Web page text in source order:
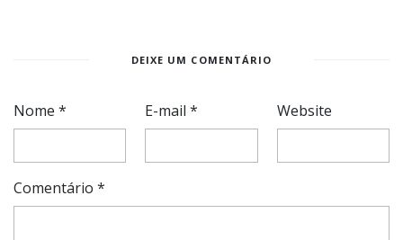
DEIXE UM COMENTÁRIO
Nome * E-mail* Website
Comentário *